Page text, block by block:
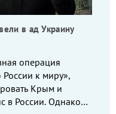
в ад Украину
операция
к миру»,
Крым и
в России. Однако